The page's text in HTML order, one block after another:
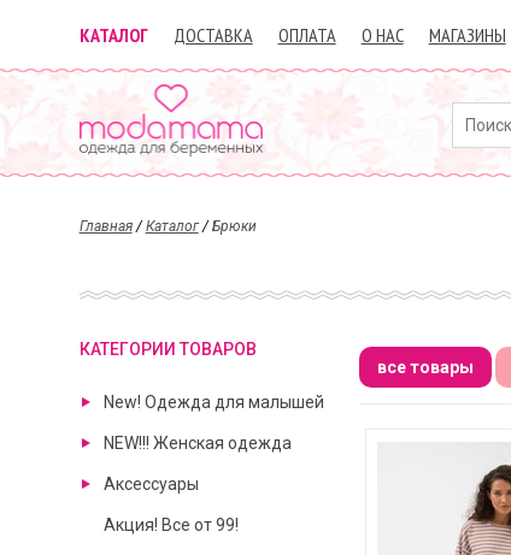
КАТАЛОГ ДОСТАВКА ОПЛАТА О НАС МАГАЗИНЫ
Главная/Каталог/Брюки
КАТЕГОРИИ ТОВАРОВ
New! Одежда для малышей
NEW!!! Женская одежда
Аксессуары
Акция! Все от 99!
все товары